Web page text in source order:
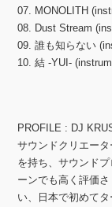
07. MONOLITH
08. Dust Stream
09. 誰も知らない
10. 結 -YUI-
PROFILE : DJ
サウンドクリエー
を持ち、サウンド
ーンでも高く評価
い、日本で初めて